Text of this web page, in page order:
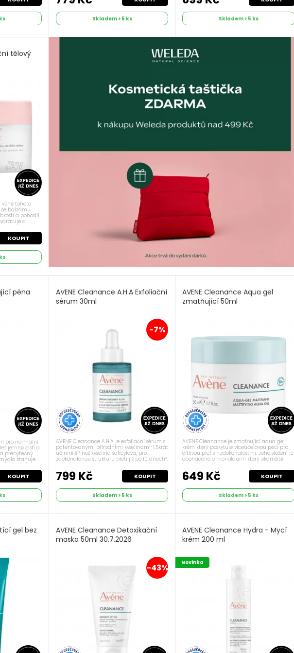
Skladem > 5 ks Skladem > 5 ks
tělový
tohoto
balzámu
a pohodlí.
a
vysokému
komplexu...
KOUPIT
pěna
pro normální
jemně čistí a
přebytečný
stahuje
KOUPIT
AVENE Cleanance A.H.A Exfoliační
sérum 30ml
-7%
AVENE Cleanance A.H.A je exfoliační sérum s
patentovanými přírodními kyselinami¹ 1,5krát
účinnější² než kyselina salicylová, pro
zdokonalenou strukturu pleti již po 10 dnech³.
a jantarová, pomáhají...
799 Kč KOUPIT
Skladem > 5 ks
AVENE Cleanance Aqua gel
zmatňující 50ml
AVENE Cleanance je zmatňující aqua gel
krém který poskytuje víceúčelovou péči pro
citlivou pleť s nedokonalostmi. Jeho složení je
obohacené o monolaurin který okamžitě
nebo ji zatěžoval, a to díky...
649 Kč KOUPIT
Skladem > 5 ks
gel bez
AVENE Cleanance Detoxikační
maska 50ml 30.7.2026
-43%
AVENE Cleanance Hydra - Mycí
krém 200 ml
Novinka